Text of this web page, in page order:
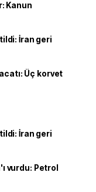
Kanun
İran geri
Üç korvet
İran geri
vurdu: Petrol